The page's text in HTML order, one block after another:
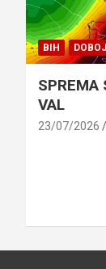
BIH
SPREMA
VAL
23/07/2026